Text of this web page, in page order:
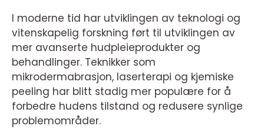
I moderne tid har utviklingen av teknologi og
vitenskapelig forskning ført til utviklingen av
mer avanserte hudpleieprodukter og
behandlinger. Teknikker som
mikrodermabrasjon, laserterapi og kjemiske
peeling har blitt stadig mer populære for å
forbedre hudens tilstand og redusere synlige
problemområder.